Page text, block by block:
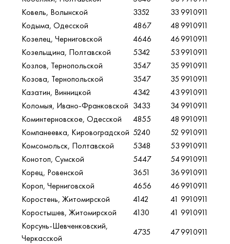
Ковель, Волынской
3352 339910911
Кодыма, Одесской
4867 489910911
Козелец, Черниговской
4646 469910911
Козельщина, Полтавской
5342 539910911
Козлов, Тернопольской
3547 359910911
Козова, Тернопольской
3547 359910911
Казатин, Винницкой
4342 439910911
Коломыя, Ивано-Франковской 3433 349910911
Коминтерновское, Одесской
4855 489910911
Компанеевка, Кировоградской 5240 52 9910911
Комсомольск, Полтавской
5348 539910911
Конотоп, Сумской
5447 549910911
Корец, Ровенской
3651 369910911
Короп, Черниговской
4656 469910911
Коростень, Житомирской
4142 41 9910911
Коростышев, Житомирской
4130 41 9910911
Корсунь-Шевченковский,
Черкасской
4735 479910911